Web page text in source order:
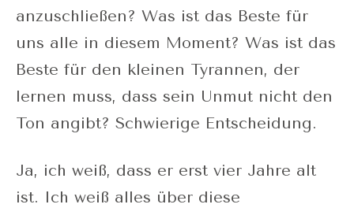
anzuschließen? Was ist das Beste für
uns alle in diesem Moment? Was ist das
Beste für den kleinen Tyrannen, der
lernen muss, dass sein Unmut nicht den
Ton angibt? Schwierige Entscheidung.
Ja, ich weiß, dass er erst vier Jahre alt
ist. Ich weiß alles über diese